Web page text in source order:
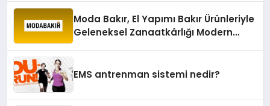
Moda Bakır, El Yapımı Bakır Ürünleriyle
Geleneksel Zanaatkârlığı Modern
EMS antrenman sistemi nedir?